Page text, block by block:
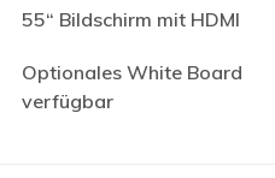
55“ Bildschirm mit HDMI
Optionales White Board
verfügbar